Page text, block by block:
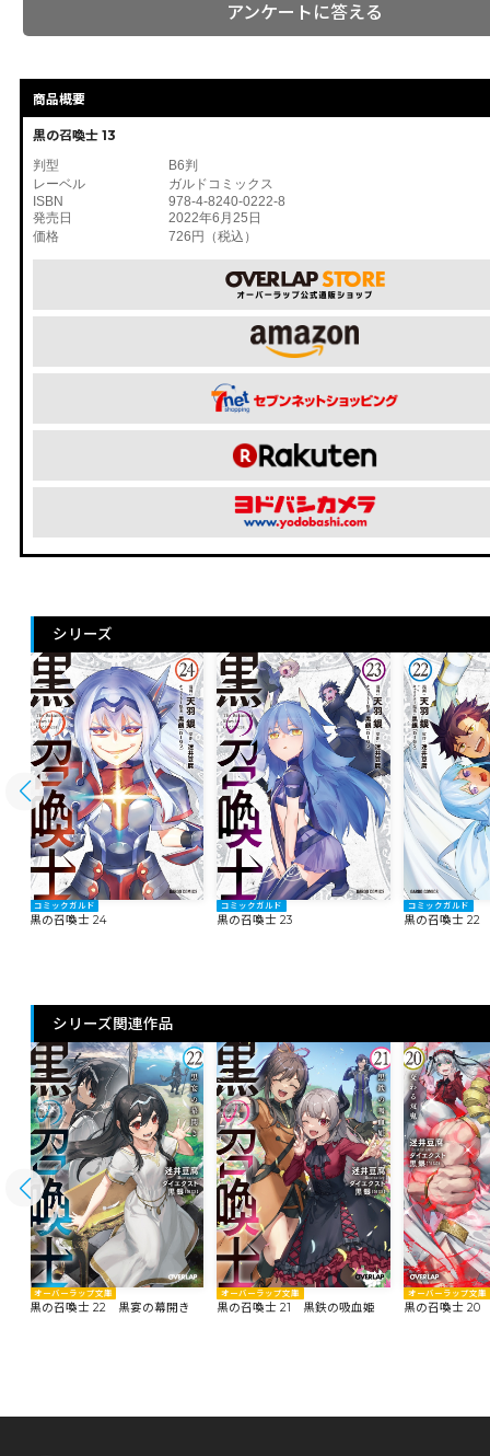
アンケートに答える
商品概要
黒の召喚士 13
判型
B6判
レーベル
ガルドコミックス
ISBN
978-4-8240-0222-8
発売日
2022年6月25日
価格
726円（税込）
シリーズ
コミックガルド
黒の召喚士 24
コミックガルド
黒の召喚士 23
コミックガルド
黒の召喚士 22
シリーズ関連作品
オーバーラップ文庫
黒の召喚士 22 黒宴の幕開き
オーバーラップ文庫
黒の召喚士 21 黒鉄の吸血姫
オーバーラップ文庫
黒の召喚士 20